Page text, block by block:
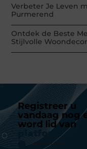
Verbeter Je Leven
Purmerend
Ontdek de Beste
Stijlvolle
Registreer u
vandaag nog
word lid van
platform